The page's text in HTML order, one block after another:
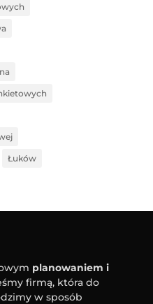
Łuków
planowaniem i
firmą, która do
w sposób